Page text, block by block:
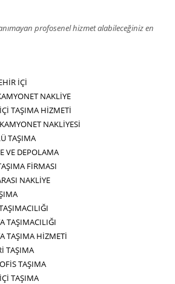
profosenel hizmet alabileceğiniz en
İÇİ
NAKLİYE
TAŞIMA HİZMETİ
NAKLİYESİ
TAŞIMA
VE DEPOLAMA
FİRMASI
NAKLİYE
TAŞIMACILIĞI
TAŞIMA HİZMETİ
TAŞIMA
TAŞIMA
TAŞIMA